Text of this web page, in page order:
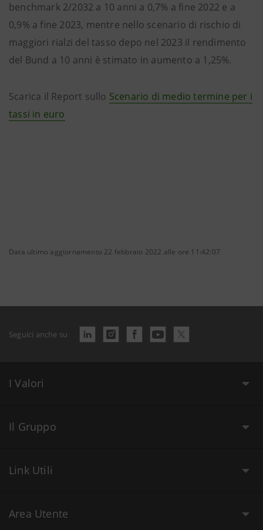
benchmark 2/2032 a 10 anni a 0,7% a fine 2022 e a
0,9% a fine 2023, mentre nello scenario di rischio di
maggiori rialzi del tasso depo nel 2023 il rendimento
del Bund a 10 anni è stimato in aumento a 1,25%.
Scarica il Report sullo Scenario di medio termine per i
tassi in euro
Data ultimo aggiornamento 22 febbraio 2022 alle ore 11:42:07
Seguici anche su
I Valori
Il Gruppo
Link Utili
Area Utente